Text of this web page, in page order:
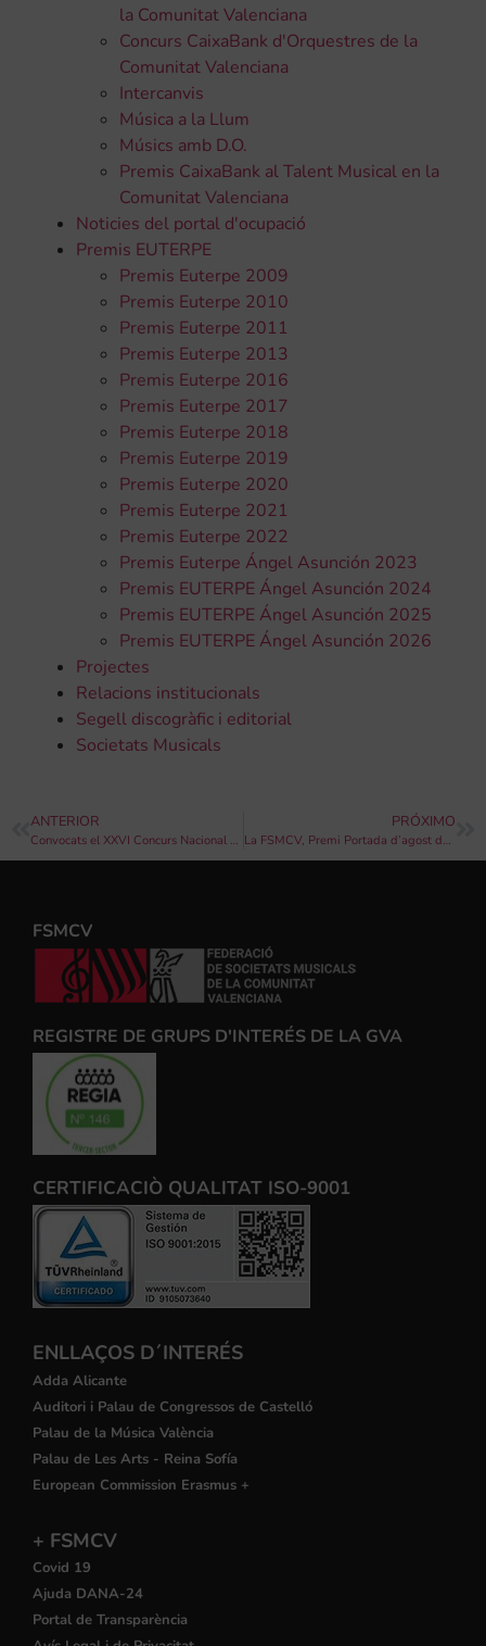
la Comunitat Valenciana
Concurs CaixaBank d'Orquestres de la
Comunitat Valenciana
Intercanvis
Música a la Llum
Músics amb D.O.
Premis CaixaBank al Talent Musical en la
Comunitat Valenciana
Noticies del portal d'ocupació
Premis EUTERPE
Premis Euterpe 2009
Premis Euterpe 2010
Premis Euterpe 2011
Premis Euterpe 2013
Premis Euterpe 2016
Premis Euterpe 2017
Premis Euterpe 2018
Premis Euterpe 2019
Premis Euterpe 2020
Premis Euterpe 2021
Premis Euterpe 2022
Premis Euterpe Ángel Asunción 2023
Premis EUTERPE Ángel Asunción 2024
Premis EUTERPE Ángel Asunción 2025
Premis EUTERPE Ángel Asunción 2026
Projectes
Relacions institucionals
Segell discogràfic i editorial
Societats Musicals
ANTERIOR
Convocats el XXVI Concurs Nacional d’Interpretació Musical “Villa de Cox” i el XII Concurs Nacional de Música de Cambra “Villa de Cox”
PRÓXIMO
La FSMCV, Premi Portada d’agost del diari Levante-EMV
FSMCV
REGISTRE DE GRUPS D'INTERÉS DE LA GVA
CERTIFICACIÒ QUALITAT ISO-9001
ENLLAÇOS D´INTERÉS
Adda Alicante
Auditori i Palau de Congressos de Castelló
Palau de la Música València
Palau de Les Arts - Reina Sofía
European Commission Erasmus +
+ FSMCV
Covid 19
Ajuda DANA-24
Portal de Transparència